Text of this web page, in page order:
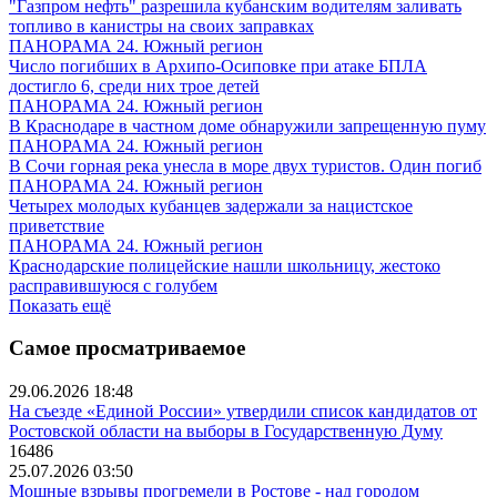
"Газпром нефть" разрешила кубанским водителям заливать
топливо в канистры на своих заправках
ПАНОРАМА 24. Южный регион
Число погибших в Архипо-Осиповке при атаке БПЛА
достигло 6, среди них трое детей
ПАНОРАМА 24. Южный регион
В Краснодаре в частном доме обнаружили запрещенную пуму
ПАНОРАМА 24. Южный регион
В Сочи горная река унесла в море двух туристов. Один погиб
ПАНОРАМА 24. Южный регион
Четырех молодых кубанцев задержали за нацистское
приветствие
ПАНОРАМА 24. Южный регион
Краснодарские полицейские нашли школьницу, жестоко
расправившуюся с голубем
Показать ещё
Самое просматриваемое
29.06.2026 18:48
На съезде «Единой России» утвердили список кандидатов от
Ростовской области на выборы в Государственную Думу
16486
25.07.2026 03:50
Мощные взрывы прогремели в Ростове - над городом